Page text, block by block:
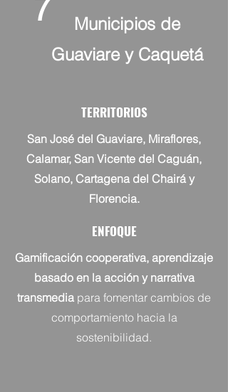
Municipios de
Guaviare y Caquetá
TERRITORIOS
San José del Guaviare, Miraflores,
Calamar, San Vicente del Caguán,
Solano, Cartagena del Chairá y
Florencia.
ENFOQUE
Gamificación cooperativa, aprendizaje
basado en la acción y narrativa
transmedia para fomentar cambios de
comportamiento hacia la
sostenibilidad.